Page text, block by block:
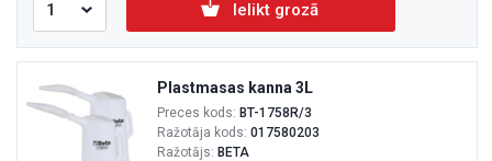
Ielikt grozā
Plastmasas kanna 3L
Preces kods: BT-1758R/3
Ražotāja kods: 017580203
Ražotājs: BETA